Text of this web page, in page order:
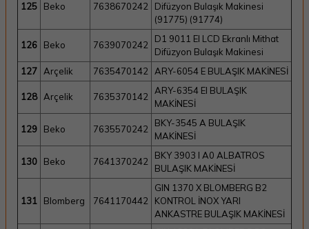
125 Beko 7638670242
Difüzyon Bulaşık Makinesi
(91775) (91774)
126 Beko 7639070242
D1 9011 EI LCD Ekranlı Mithat
Difüzyon Bulaşık Makinesi
127 Arçelik 7635470142 ARY-6054 E BULAŞIK MAKİNESİ
128 Arçelik 7635370142
ARY-6354 EI BULAŞIK
MAKİNESİ
129 Beko 7635570242
BKY-3545 A BULAŞIK
MAKİNESİ
130 Beko 7641370242
BKY 3903 I A0 ALBATROS
BULAŞIK MAKİNESİ
131 Blomberg 7641170442
GIN 1370 X BLOMBERG B2
KONTROL İNOX YARI
ANKASTRE BULAŞIK MAKİNESİ